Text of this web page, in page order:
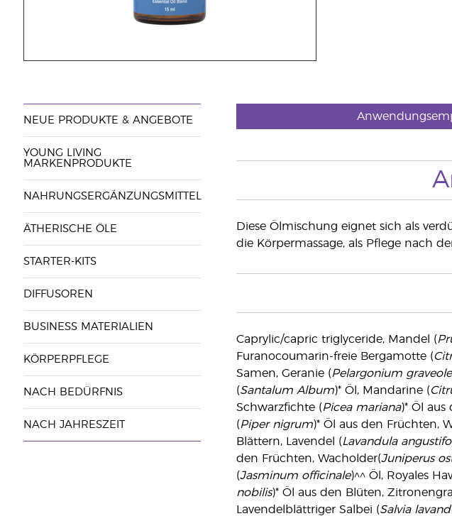
NEUE PRODUKTE & ANGEBOTE
YOUNG LIVING
MARKENPRODUKTE
NAHRUNGSERGÄNZUNGSMITTEL
ÄTHERISCHE ÖLE
STARTER-KITS
DIFFUSOREN
BUSINESS MATERIALIEN
KÖRPERPFLEGE
NACH BEDÜRFNIS
NACH JAHRESZEIT
Diese Ölmischung eignet sich als
die Körpermassage, als Pflege nach
Caprylic/capric triglyceride, Mandel (
Furanocoumarin-freie Bergamotte (
Samen, Geranie (Pelargonium
(Santalum Album)* Öl, Mandarine (
Schwarzfichte (Picea mariana)* Öl aus
(Piper nigrum)* Öl aus den Früchten,
Blättern, Lavendel (Lavandula
den Früchten, Wacholder(Juniperus
(Jasminum officinale)^^ Öl, Royales
nobilis)* Öl aus den Blüten,
Lavendelblättriger Salbei (Salvia